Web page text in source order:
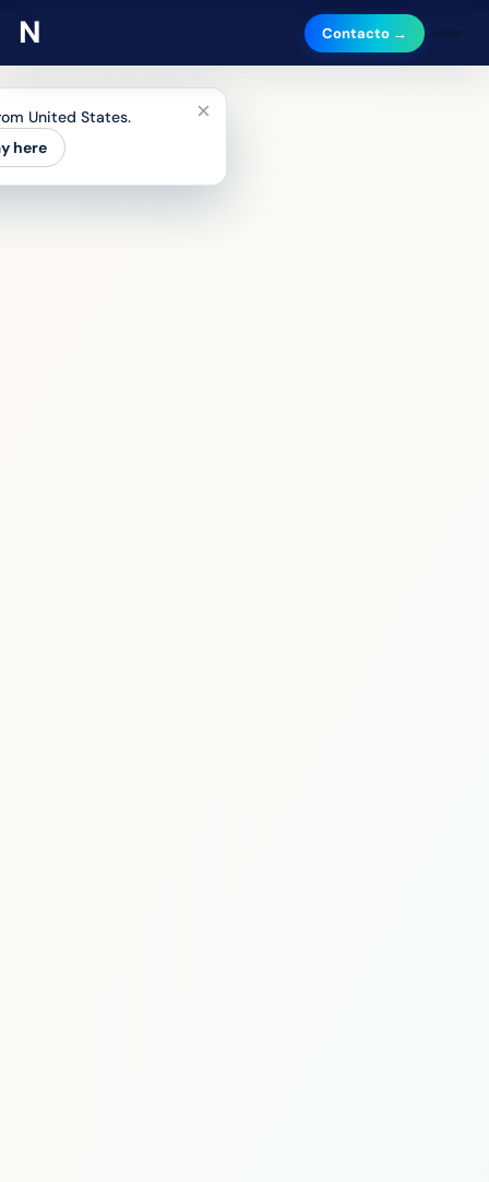
Contacto →
United States.
here
×